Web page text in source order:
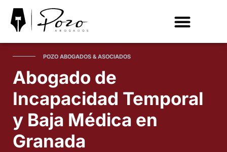
POZO ABOGADOS & ASOCIADOS
Abogado de
Incapacidad Temporal
y Baja Médica en
Granada